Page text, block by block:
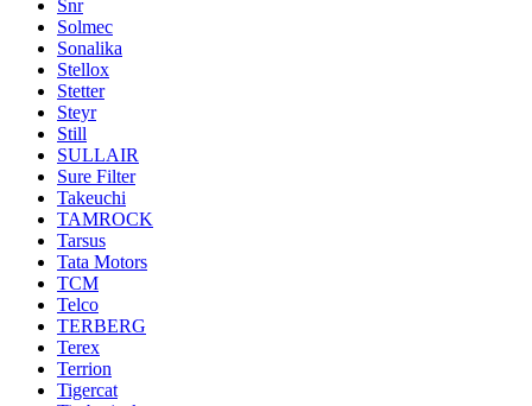
Snr
Solmec
Sonalika
Stellox
Stetter
Steyr
Still
SULLAIR
Sure Filter
Takeuchi
TAMROCK
Tarsus
Tata Motors
TCM
Telco
TERBERG
Terex
Terrion
Tigercat